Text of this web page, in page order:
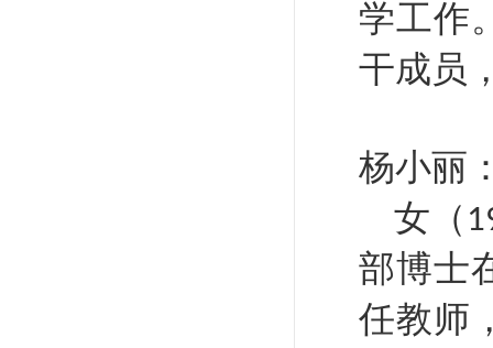
学工作
干成员
杨小丽
女（
部博士
任教师